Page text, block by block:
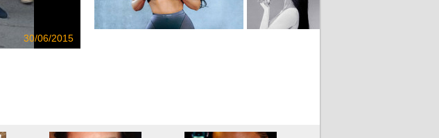
30/06/2015